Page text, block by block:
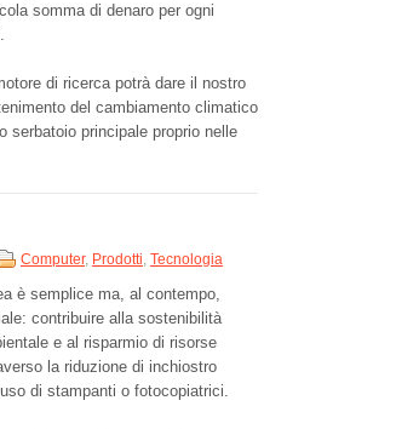
somma di denaro per ogni
di ricerca potrà dare il nostro
del cambiamento climatico
serbatoio principale proprio nelle
Computer, Prodotti, Tecnologia
è semplice ma, al contempo,
contribuire alla sostenibilità
e al risparmio di risorse
la riduzione di inchiostro
di stampanti o fotocopiatrici.